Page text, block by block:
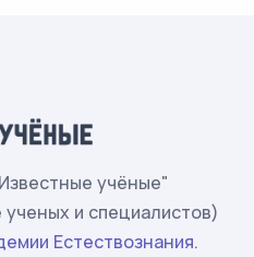
учёные"
и специалистов)
Естествознания.